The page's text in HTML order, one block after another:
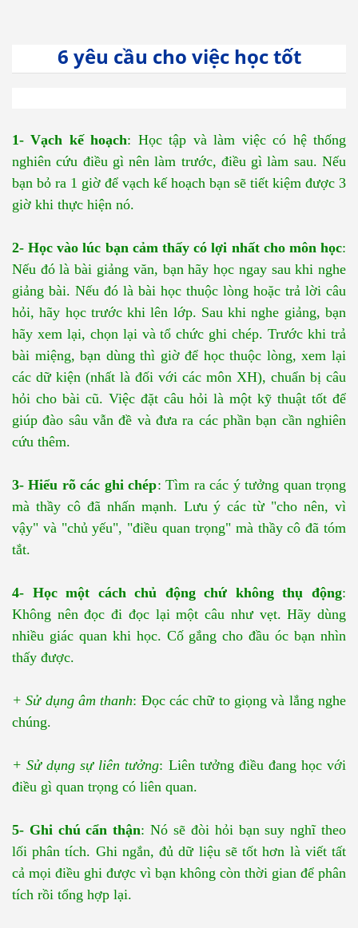
6 yêu cầu cho việc học tốt
1- Vạch kế hoạch: Học tập và làm việc có hệ thống
nghiên cứu điều gì nên làm trước, điều gì làm sau. Nếu
bạn bỏ ra 1 giờ để vạch kế hoạch bạn sẽ tiết kiệm được 3
giờ khi thực hiện nó.
2- Học vào lúc bạn cảm thấy có lợi nhất cho môn học:
Nếu đó là bài giảng văn, bạn hãy học ngay sau khi nghe
giảng bài. Nếu đó là bài học thuộc lòng hoặc trả lời câu
hỏi, hãy học trước khi lên lớp. Sau khi nghe giảng, bạn
hãy xem lại, chọn lại và tổ chức ghi chép. Trước khi trả
bài miệng, bạn dùng thì giờ để học thuộc lòng, xem lại
các dữ kiện (nhất là đối với các môn XH), chuẩn bị câu
hỏi cho bài cũ. Việc đặt câu hỏi là một kỹ thuật tốt để
giúp đào sâu vẫn đề và đưa ra các phần bạn cần nghiên
cứu thêm.
3- Hiểu rõ các ghi chép: Tìm ra các ý tưởng quan trọng
mà thầy cô đã nhấn mạnh. Lưu ý các từ "cho nên, vì
vậy" và "chủ yếu", "điều quan trọng" mà thầy cô đã tóm
tắt.
4- Học một cách chủ động chứ không thụ động:
Không nên đọc đi đọc lại một câu như vẹt. Hãy dùng
nhiều giác quan khi học. Cố gắng cho đầu óc bạn nhìn
thấy được.
+ Sử dụng âm thanh: Đọc các chữ to giọng và lắng nghe
chúng.
+ Sử dụng sự liên tưởng: Liên tưởng điều đang học với
điều gì quan trọng có liên quan.
5- Ghi chú cẩn thận: Nó sẽ đòi hỏi bạn suy nghĩ theo
lối phân tích. Ghi ngắn, đủ dữ liệu sẽ tốt hơn là viết tất
cả mọi điều ghi được vì bạn không còn thời gian để phân
tích rồi tổng hợp lại.